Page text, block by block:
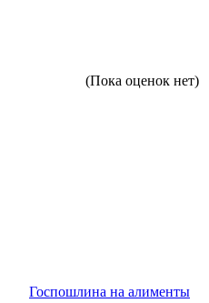
(Пока оценок нет)
Госпошлина на алименты